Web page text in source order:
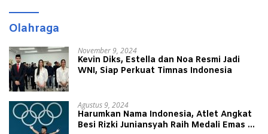
Olahraga
November 9, 2024
Kevin Diks, Estella dan Noa Resmi Jadi
WNI, Siap Perkuat Timnas Indonesia
Agustus 9, 2024
Harumkan Nama Indonesia, Atlet Angkat
Besi Rizki Juniansyah Raih Medali Emas di